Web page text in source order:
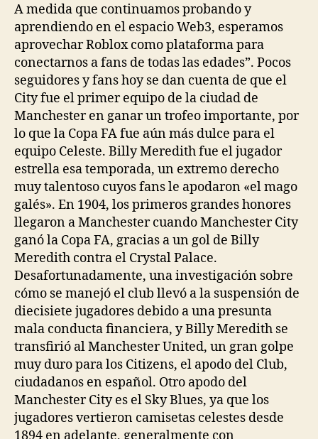
A medida que continuamos probando y
aprendiendo en el espacio Web3, esperamos
aprovechar Roblox como plataforma para
conectarnos a fans de todas las edades”. Pocos
seguidores y fans hoy se dan cuenta de que el
City fue el primer equipo de la ciudad de
Manchester en ganar un trofeo importante, por
lo que la Copa FA fue aún más dulce para el
equipo Celeste. Billy Meredith fue el jugador
estrella esa temporada, un extremo derecho
muy talentoso cuyos fans le apodaron «el mago
galés». En 1904, los primeros grandes honores
llegaron a Manchester cuando Manchester City
ganó la Copa FA, gracias a un gol de Billy
Meredith contra el Crystal Palace.
Desafortunadamente, una investigación sobre
cómo se manejó el club llevó a la suspensión de
diecisiete jugadores debido a una presunta
mala conducta financiera, y Billy Meredith se
transfirió al Manchester United, un gran golpe
muy duro para los Citizens, el apodo del Club,
ciudadanos en español. Otro apodo del
Manchester City es el Sky Blues, ya que los
jugadores vertieron camisetas celestes desde
1894 en adelante, generalmente con